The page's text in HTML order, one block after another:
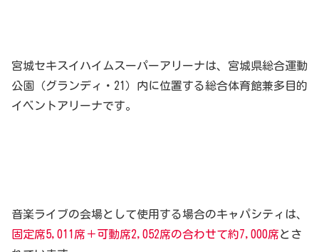
宮城セキスイハイムスーパーアリーナは、宮城県総合運動
公園（グランディ・21）内に位置する総合体育館兼多目的
イベントアリーナです。
音楽ライブの会場として使用する場合のキャパシティは、
固定席5,011席＋可動席2,052席の合わせて約7,000席とさ